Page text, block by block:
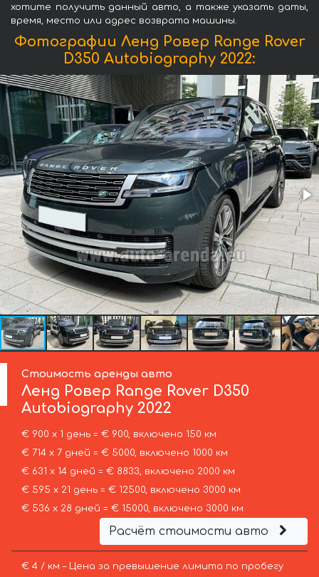
хотите получить данный авто, а также указать даты,
время, место или адрес возврата машины.
Фотографии Ленд Ровер Range Rover
D350 Autobiography 2022:
Стоимость аренды авто
Ленд Ровер Range Rover D350
Autobiography 2022
€ 900 х 1 день = € 900, включено 150 км
€ 714 х 7 дней = € 5000, включено 1000 км
€ 631 х 14 дней = € 8833, включено 2000 км
€ 595 х 21 день = € 12500, включено 3000 км
€ 536 х 28 дней = € 15000, включено 3000 км
Расчёт стоимости авто
€ 4 / км – Цена за превышение лимита по пробегу